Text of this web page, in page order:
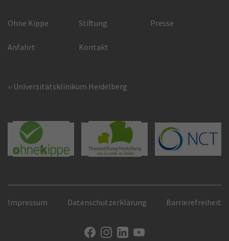
Ohne Kippe Stiftung Presse
Anfahrt Kontakt
Universitätsklinikum Heidelberg
Impressum Datenschutzerklärung Barrierefreiheit